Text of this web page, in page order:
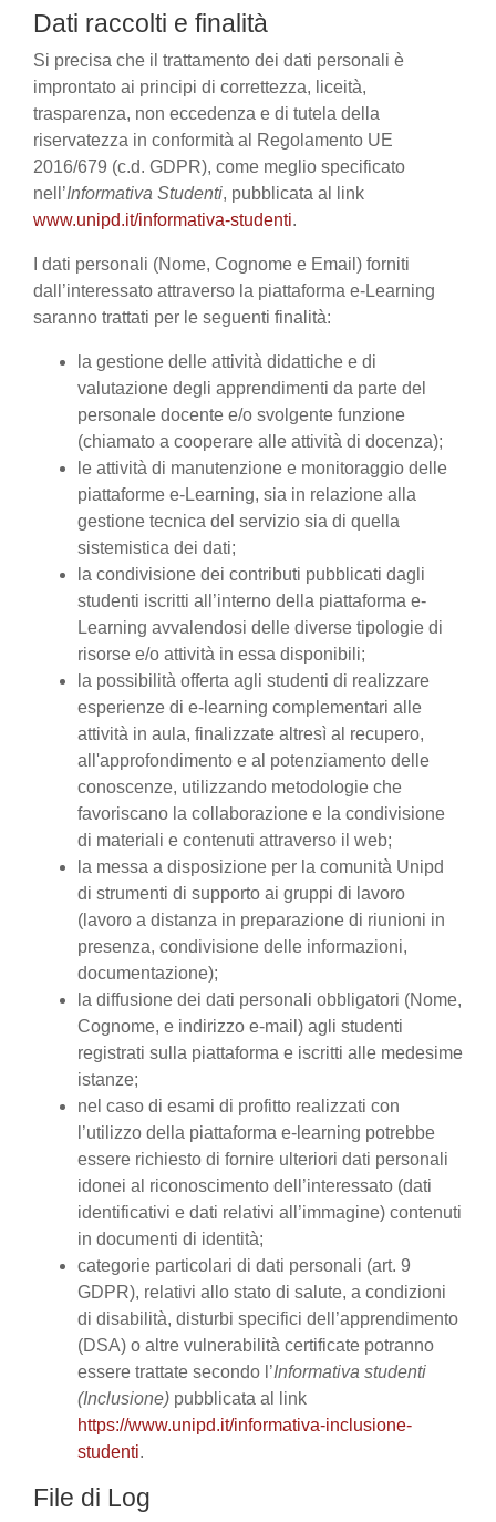
Dati raccolti e finalità
Si precisa che il trattamento dei dati personali è
improntato ai principi di correttezza, liceità,
trasparenza, non eccedenza e di tutela della
riservatezza in conformità al Regolamento UE
2016/679 (c.d. GDPR), come meglio specificato
nell’Informativa Studenti, pubblicata al link
www.unipd.it/informativa-studenti.
I dati personali (Nome, Cognome e Email) forniti
dall’interessato attraverso la piattaforma e-Learning
saranno trattati per le seguenti finalità:
la gestione delle attività didattiche e di
valutazione degli apprendimenti da parte del
personale docente e/o svolgente funzione
(chiamato a cooperare alle attività di docenza);
le attività di manutenzione e monitoraggio delle
piattaforme e-Learning, sia in relazione alla
gestione tecnica del servizio sia di quella
sistemistica dei dati;
la condivisione dei contributi pubblicati dagli
studenti iscritti all’interno della piattaforma e-
Learning avvalendosi delle diverse tipologie di
risorse e/o attività in essa disponibili;
la possibilità offerta agli studenti di realizzare
esperienze di e-learning complementari alle
attività in aula, finalizzate altresì al recupero,
all'approfondimento e al potenziamento delle
conoscenze, utilizzando metodologie che
favoriscano la collaborazione e la condivisione
di materiali e contenuti attraverso il web;
la messa a disposizione per la comunità Unipd
di strumenti di supporto ai gruppi di lavoro
(lavoro a distanza in preparazione di riunioni in
presenza, condivisione delle informazioni,
documentazione);
la diffusione dei dati personali obbligatori (Nome,
Cognome, e indirizzo e-mail) agli studenti
registrati sulla piattaforma e iscritti alle medesime
istanze;
nel caso di esami di profitto realizzati con
l’utilizzo della piattaforma e-learning potrebbe
essere richiesto di fornire ulteriori dati personali
idonei al riconoscimento dell’interessato (dati
identificativi e dati relativi all’immagine) contenuti
in documenti di identità;
categorie particolari di dati personali (art. 9
GDPR), relativi allo stato di salute, a condizioni
di disabilità, disturbi specifici dell’apprendimento
(DSA) o altre vulnerabilità certificate potranno
essere trattate secondo l’Informativa studenti
(Inclusione) pubblicata al link
https://www.unipd.it/informativa-inclusione-
studenti.
File di Log